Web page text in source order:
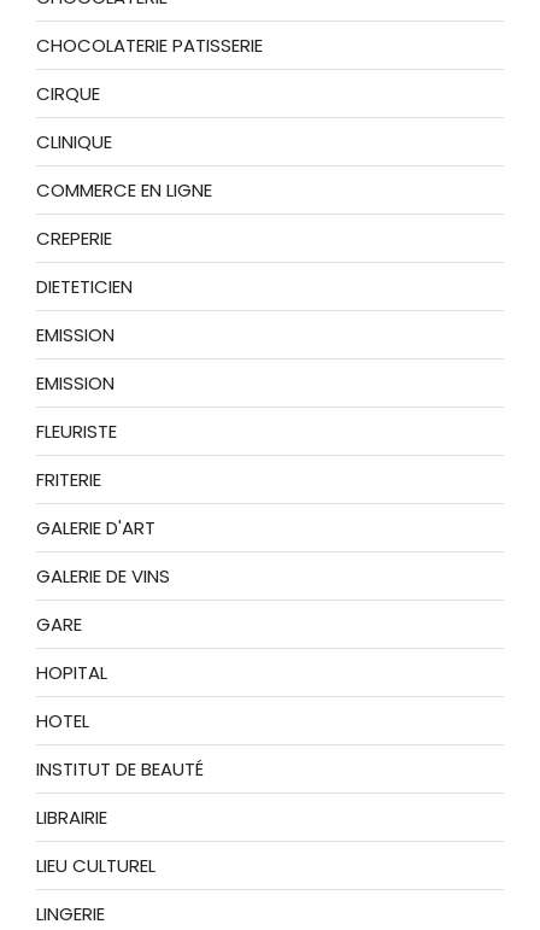
CHOCOLATERIE PATISSERIE
CIRQUE
CLINIQUE
COMMERCE EN LIGNE
CREPERIE
DIETETICIEN
EMISSION
EMISSION
FLEURISTE
FRITERIE
GALERIE D'ART
GALERIE DE VINS
GARE
HOPITAL
HOTEL
INSTITUT DE BEAUTÉ
LIBRAIRIE
LIEU CULTUREL
LINGERIE